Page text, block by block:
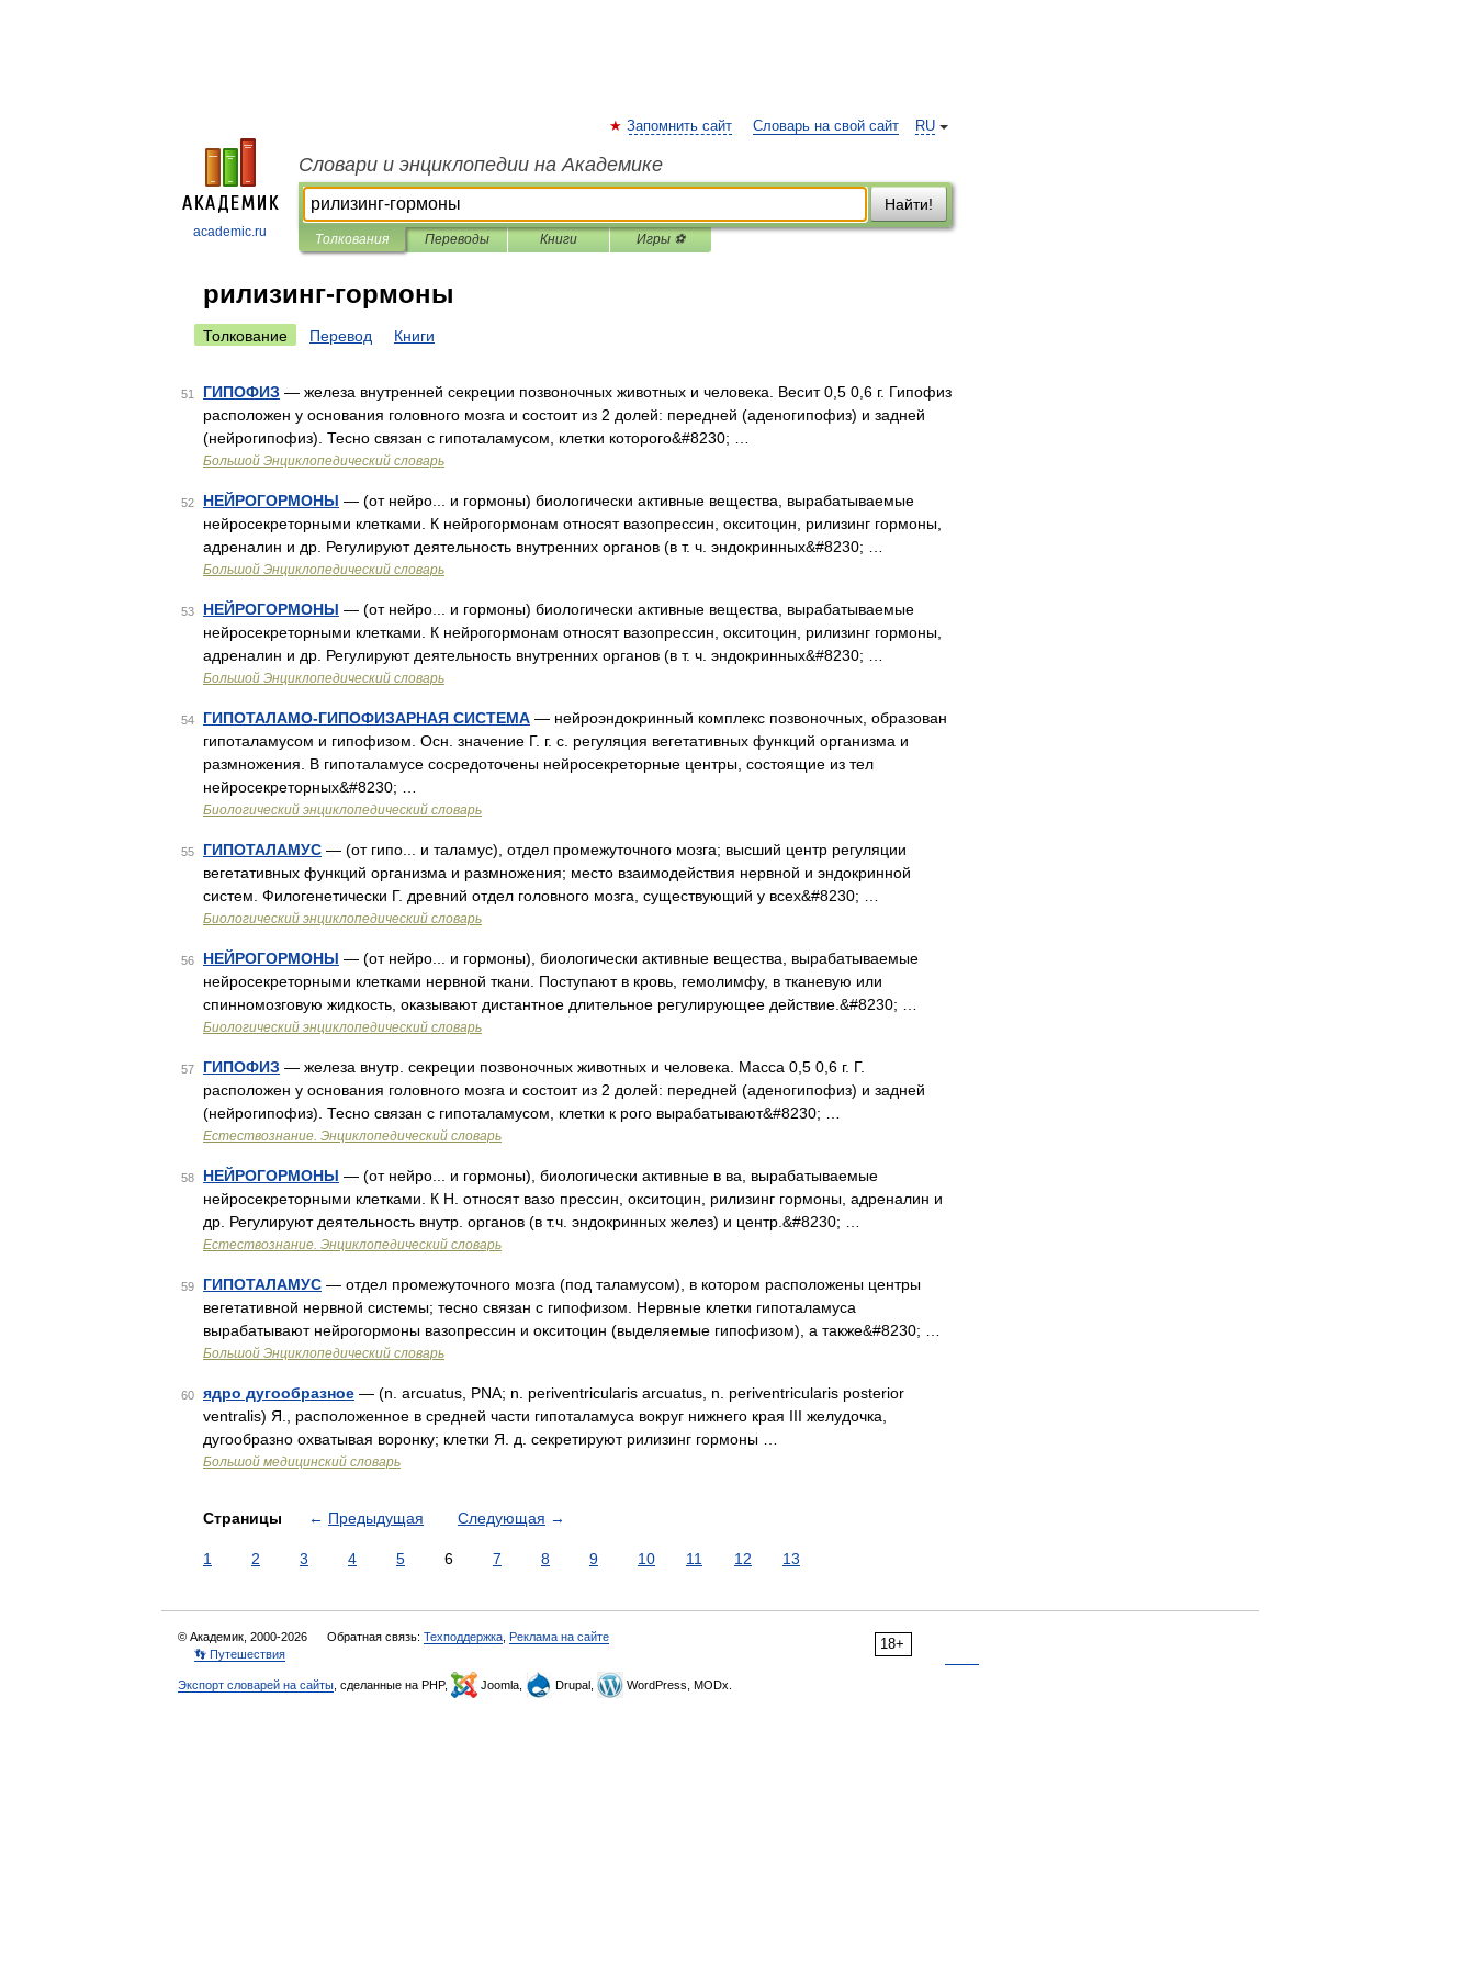
academic.ru
RU
Запомнить сайт Словарь на свой сайт
Словари и энциклопедии на Академике
Найти!
Толкования Переводы Книги Игры ⚽
рилизинг-гормоны
Толкование Перевод Книги
51 ГИПОФИЗ — железа внутренней секреции позвоночных животных и человека. Весит 0,5 0,6 г. Гипофиз
расположен у основания головного мозга и состоит из 2 долей: передней (аденогипофиз) и задней
(нейрогипофиз). Тесно связан с гипоталамусом, клетки которого&#8230; …
Большой Энциклопедический словарь
52 НЕЙРОГОРМОНЫ — (от нейро... и гормоны) биологически активные вещества, вырабатываемые
нейросекреторными клетками. К нейрогормонам относят вазопрессин, окситоцин, рилизинг гормоны,
адреналин и др. Регулируют деятельность внутренних органов (в т. ч. эндокринных&#8230; …
Большой Энциклопедический словарь
53 НЕЙРОГОРМОНЫ — (от нейро... и гормоны) биологически активные вещества, вырабатываемые
нейросекреторными клетками. К нейрогормонам относят вазопрессин, окситоцин, рилизинг гормоны,
адреналин и др. Регулируют деятельность внутренних органов (в т. ч. эндокринных&#8230; …
Большой Энциклопедический словарь
54 ГИПОТАЛАМО-ГИПОФИЗАРНАЯ СИСТЕМА — нейроэндокринный комплекс позвоночных, образован
гипоталамусом и гипофизом. Осн. значение Г. г. с. регуляция вегетативных функций организма и
размножения. В гипоталамусе сосредоточены нейросекреторные центры, состоящие из тел
нейросекреторных&#8230; …
Биологический энциклопедический словарь
55 ГИПОТАЛАМУС — (от гипо... и таламус), отдел промежуточного мозга; высший центр регуляции
вегетативных функций организма и размножения; место взаимодействия нервной и эндокринной
систем. Филогенетически Г. древний отдел головного мозга, существующий у всех&#8230; …
Биологический энциклопедический словарь
56 НЕЙРОГОРМОНЫ — (от нейро... и гормоны), биологически активные вещества, вырабатываемые
нейросекреторными клетками нервной ткани. Поступают в кровь, гемолимфу, в тканевую или
спинномозговую жидкость, оказывают дистантное длительное регулирующее действие.&#8230; …
Биологический энциклопедический словарь
57 ГИПОФИЗ — железа внутр. секреции позвоночных животных и человека. Масса 0,5 0,6 г. Г.
расположен у основания головного мозга и состоит из 2 долей: передней (аденогипофиз) и задней
(нейрогипофиз). Тесно связан с гипоталамусом, клетки к рого вырабатывают&#8230; …
Естествознание. Энциклопедический словарь
58 НЕЙРОГОРМОНЫ — (от нейро... и гормоны), биологически активные в ва, вырабатываемые
нейросекреторными клетками. К Н. относят вазо прессин, окситоцин, рилизинг гормоны, адреналин и
др. Регулируют деятельность внутр. органов (в т.ч. эндокринных желез) и центр.&#8230; …
Естествознание. Энциклопедический словарь
59 ГИПОТАЛАМУС — отдел промежуточного мозга (под таламусом), в котором расположены центры
вегетативной нервной системы; тесно связан с гипофизом. Нервные клетки гипоталамуса
вырабатывают нейрогормоны вазопрессин и окситоцин (выделяемые гипофизом), а также&#8230; …
Большой Энциклопедический словарь
60 ядро дугообразное — (n. arcuatus, PNA; n. periventricularis arcuatus, n. periventricularis posterior
ventralis) Я., расположенное в средней части гипоталамуса вокруг нижнего края III желудочка,
дугообразно охватывая воронку; клетки Я. д. секретируют рилизинг гормоны …
Большой медицинский словарь
Страницы ← Предыдущая Следующая →
1 2 3 4 5 6 7 8 9 10 11 12 13
18+
© Академик, 2000-2026 Обратная связь: Техподдержка Реклама на сайте
👣 Путешествия
Экспорт словарей на сайты , сделанные на PHP, Joomla, Drupal, WordPress, MODx.